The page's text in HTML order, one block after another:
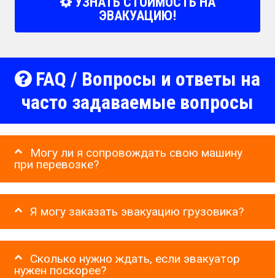
ЭВАКУАЦИЮ!
FAQ / Вопросы и ответы на
часто задаваемые вопросы
Могу ли я сопровождать свою машину
при перевозке?
Я могу заказать эвакуацию грузовика?
Сколько нужно ждать, если эвакуатор
нужен поскорее?